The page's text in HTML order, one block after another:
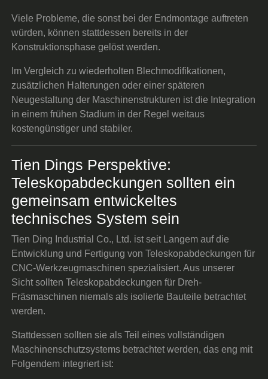
Viele Probleme, die sonst bei der Endmontage auftreten
würden, können stattdessen bereits in der
Konstruktionsphase gelöst werden.
Im Vergleich zu wiederholten Blechmodifikationen,
zusätzlichen Halterungen oder einer späteren
Neugestaltung der Maschinenstrukturen ist die Integration
in einem frühen Stadium in der Regel weitaus
kostengünstiger und stabiler.
Tien Dings Perspektive:
Teleskopabdeckungen sollten ein
gemeinsam entwickeltes
technisches System sein
Tien Ding Industrial Co., Ltd. ist seit Langem auf die
Entwicklung und Fertigung von Teleskopabdeckungen für
CNC-Werkzeugmaschinen spezialisiert. Aus unserer
Sicht sollten Teleskopabdeckungen für Dreh-
Fräsmaschinen niemals als isolierte Bauteile betrachtet
werden.
Stattdessen sollten sie als Teil eines vollständigen
Maschinenschutzsystems betrachtet werden, das eng mit
Folgendem integriert ist: